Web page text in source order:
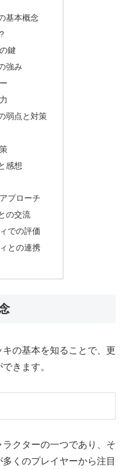
基本概念
鍵
強み
弱点と対策
感想
プローチ
の交流
での評価
との連携
の基本を知ることで、更
きます。
クターの一つであり、そ
くのプレイヤーから注目